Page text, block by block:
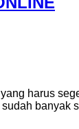
harus
banyak